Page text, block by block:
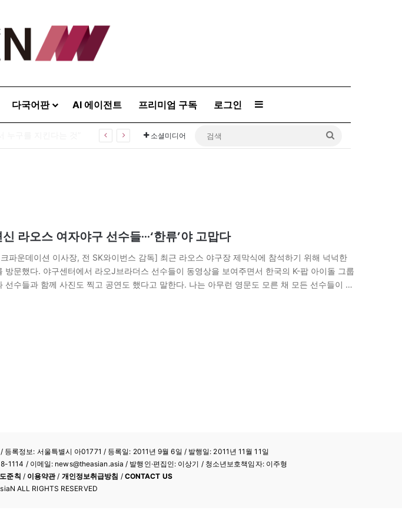
다국어판 AI 에이전트 프리미엄 구독 로그인 Sidebar
소셜미디어
라오스 여자야구 선수들···‘한류’야 고맙다
파운데이션 이사장, 전 SK와이번스 감독] 최근 라오스 야구장 제막식에 참석하기 위해 넉넉한
방문했다. 야구센터에서 라오J브라더스 선수들이 동영상을 보여주면서 한국의 K-팝 아이돌 그룹
선수들과 함께 사진도 찍고 공연도 했다고 말한다. 나는 아무런 영문도 모른 채 모든 선수들이 들
등록정보: 서울특별시 아01771 / 등록일: 2011년 9월 6일 / 발행일: 2011년 11월 11일
1114 / 이메일: news@theasian.asia / 발행인·편집인: 이상기 / 청소년보호책임자: 이주형
준칙 / 이용약관/ 개인정보취급방침 / CONTACT US
ALL RIGHTS RESERVED